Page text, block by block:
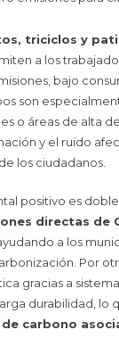
triciclos y
a los
bajo
son
o áreas de alta
y el ruido
los ciudadanos.
positivo es
directas de
a los
Por
gracias a
durabilidad, lo
de carbono